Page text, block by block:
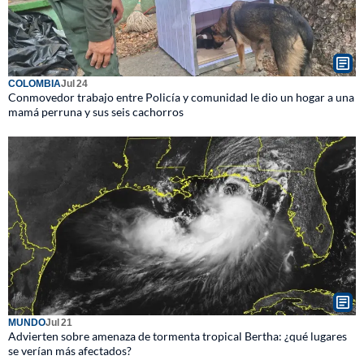
COLOMBIAJul 24
Conmovedor trabajo entre Policía y comunidad le dio un hogar a una
mamá perruna y sus seis cachorros
MUNDOJul 21
Advierten sobre amenaza de tormenta tropical Bertha: ¿qué lugares
se verían más afectados?